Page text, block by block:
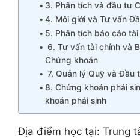
3. Phân tích và đầu tư
4. Môi giới và Tư vấn
5. Phân tích báo cáo
6. Tư vấn tài chính và
Chứng khoán
7. Quản lý Quỹ và Đầu
8. Chứng khoán phái
khoán phái sinh
Địa điểm học tại: Trung